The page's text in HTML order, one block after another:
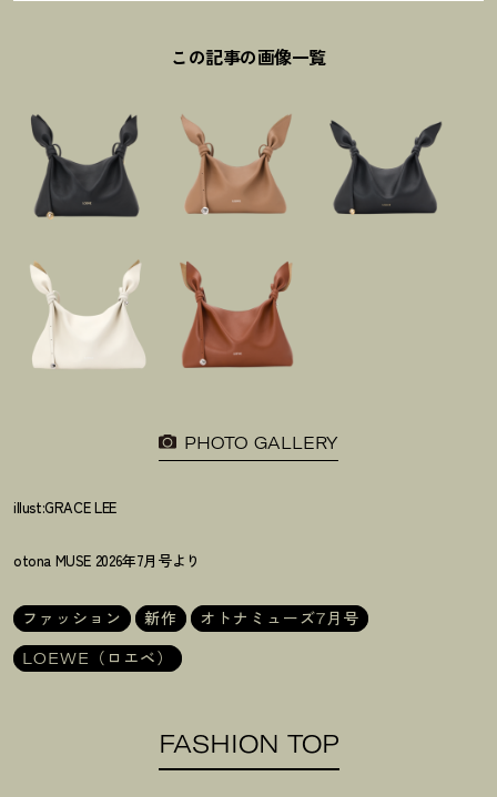
この記事の画像一覧
PHOTO GALLERY
illust:GRACE LEE
otona MUSE 2026年7月号より
ファッション 新作
オトナミューズ7月号
LOEWE（ロエベ）
FASHION TOP